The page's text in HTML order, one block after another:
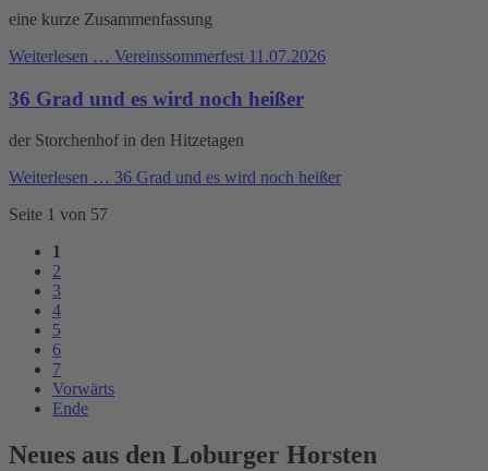
eine kurze Zusammenfassung
Weiterlesen … Vereinssommerfest 11.07.2026
36 Grad und es wird noch heißer
der Storchenhof in den Hitzetagen
Weiterlesen … 36 Grad und es wird noch heißer
Seite 1 von 57
1
2
3
4
5
6
7
Vorwärts
Ende
Neues aus den Loburger Horsten